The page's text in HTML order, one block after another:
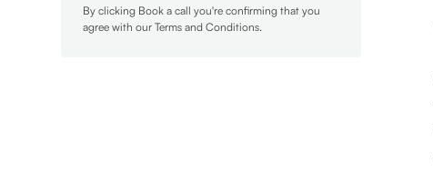
By clicking Book a call you're confirming that you
agree with ourTerms and Conditions.